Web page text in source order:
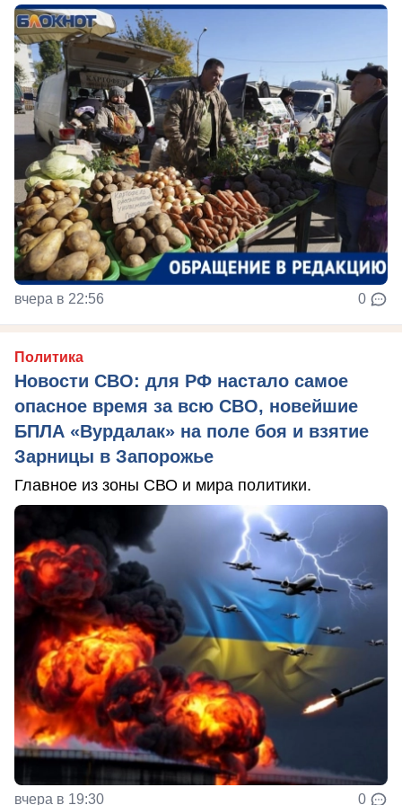
вчера в 22:56 0
Политика
Новости СВО: для РФ настало самое
опасное время за всю СВО, новейшие
БПЛА «Вурдалак» на поле боя и взятие
Зарницы в Запорожье
Главное из зоны СВО и мира политики.
вчера в 19:30 0